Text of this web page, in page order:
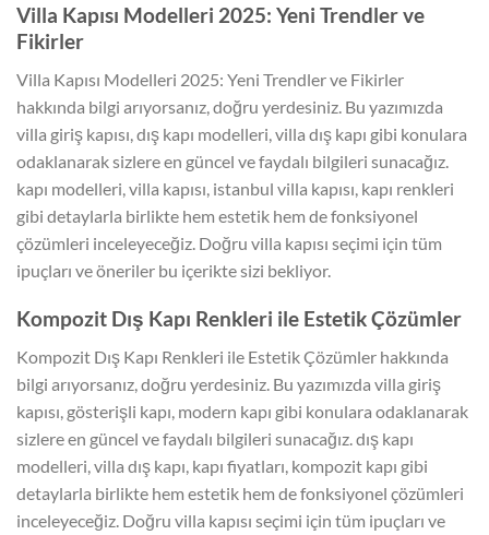
Villa Kapısı Modelleri 2025: Yeni Trendler ve
Fikirler
Villa Kapısı Modelleri 2025: Yeni Trendler ve Fikirler
hakkında bilgi arıyorsanız, doğru yerdesiniz. Bu yazımızda
villa giriş kapısı, dış kapı modelleri, villa dış kapı gibi konulara
odaklanarak sizlere en güncel ve faydalı bilgileri sunacağız.
kapı modelleri, villa kapısı, istanbul villa kapısı, kapı renkleri
gibi detaylarla birlikte hem estetik hem de fonksiyonel
çözümleri inceleyeceğiz. Doğru villa kapısı seçimi için tüm
ipuçları ve öneriler bu içerikte sizi bekliyor.
Kompozit Dış Kapı Renkleri ile Estetik Çözümler
Kompozit Dış Kapı Renkleri ile Estetik Çözümler hakkında
bilgi arıyorsanız, doğru yerdesiniz. Bu yazımızda villa giriş
kapısı, gösterişli kapı, modern kapı gibi konulara odaklanarak
sizlere en güncel ve faydalı bilgileri sunacağız. dış kapı
modelleri, villa dış kapı, kapı fiyatları, kompozit kapı gibi
detaylarla birlikte hem estetik hem de fonksiyonel çözümleri
inceleyeceğiz. Doğru villa kapısı seçimi için tüm ipuçları ve